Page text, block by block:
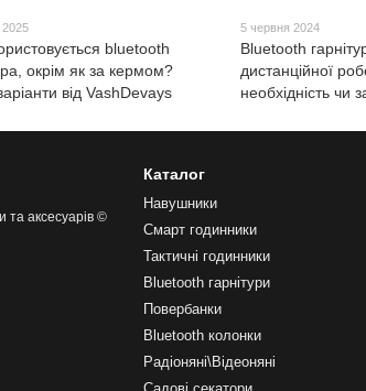
2025
bluetooth
окрім як за кермом?
від VashDevays
5 червня 2024
Bluetooth
дистанційної
необхідність чи
та аксесуарів ©
Каталог
Навушники
Смарт годинники
Тактичні годинники
Bluetooth гарнітури
Повербанки
Bluetooth колонки
Радіоняні\Відеоняні